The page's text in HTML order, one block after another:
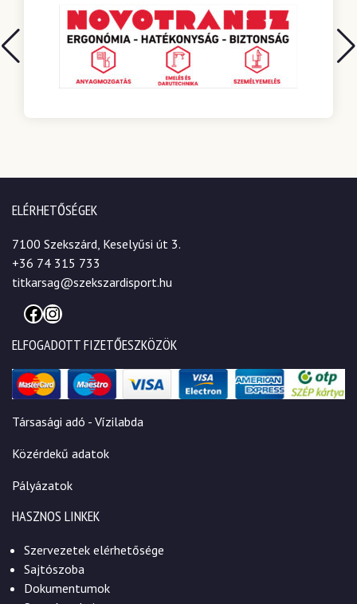
ELÉRHETŐSÉGEK
7100 Szekszárd, Keselyűsi út 3.
+36 74 315 733
titkarsag@szekszardisport.hu
Facebook
Instagram
ELFOGADOTT FIZETŐESZKÖZÖK
Társasági adó - Vízilabda
Közérdekű adatok
Pályázatok
HASZNOS LINKEK
Szervezetek elérhetősége
Sajtószoba
Dokumentumok